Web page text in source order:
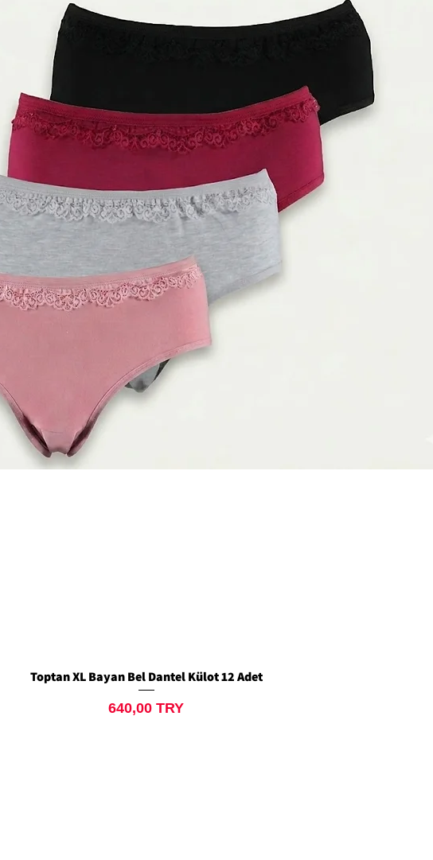
Aperçu rapide
Toptan XL Bayan Bel Dantel Külot 12 Adet
Prix
640,00 TRY